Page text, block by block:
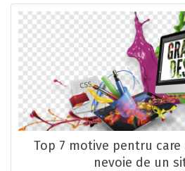
Top 7 motive pentru care
nevoie de un